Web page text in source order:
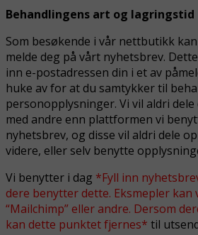
Behandlingens art og lagringstid
Som besøkende i vår nettbutikk
melde deg på vårt nyhetsbrev.
inn e-postadressen din i et av
huke av for at du samtykker til
personopplysninger. Vi vil aldri
med andre enn plattformen vi
nyhetsbrev, og disse vil aldri dele
videre, eller selv benytte
Vi benytter i dag *Fyll inn
dere benytter dette. Eksmepler kan
“Mailchimp” eller andre. Dersom
kan dette punktet fjernes* til